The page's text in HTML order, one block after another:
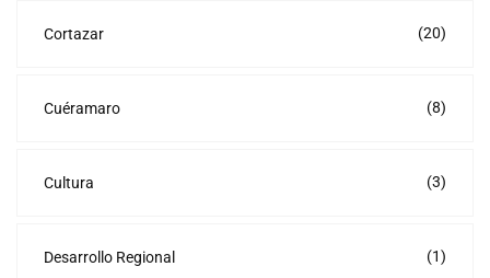
Cortazar (20)
Cuéramaro (8)
Cultura (3)
Desarrollo Regional (1)